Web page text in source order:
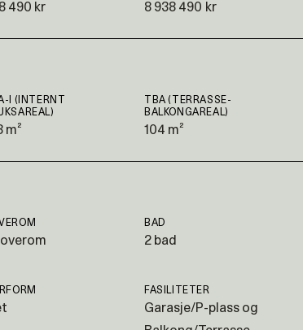
490 kr 8 938 490 kr
I (INTERNT
m²
TBA (TERRASSE-
BALKONGAREAL)
104 m²
BAD
2 bad
FASILITETER
Garasje/P-plass og